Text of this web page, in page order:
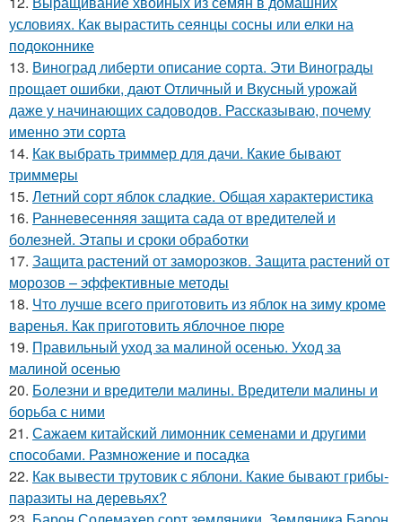
условиях. Как вырастить сеянцы сосны или елки на
подоконнике
13. Виноград либерти описание сорта. Эти Винограды
прощает ошибки, дают Отличный и Вкусный урожай
даже у начинающих садоводов. Рассказываю, почему
именно эти сорта
14. Как выбрать триммер для дачи. Какие бывают
триммеры
15. Летний сорт яблок сладкие. Общая характеристика
16. Ранневесенняя защита сада от вредителей и
болезней. Этапы и сроки обработки
17. Защита растений от заморозков. Защита растений от
морозов – эффективные методы
18. Что лучше всего приготовить из яблок на зиму кроме
варенья. Как приготовить яблочное пюре
19. Правильный уход за малиной осенью. Уход за
малиной осенью
20. Болезни и вредители малины. Вредители малины и
борьба с ними
21. Сажаем китайский лимонник семенами и другими
способами. Размножение и посадка
22. Как вывести трутовик с яблони. Какие бывают грибы-
паразиты на деревьях?